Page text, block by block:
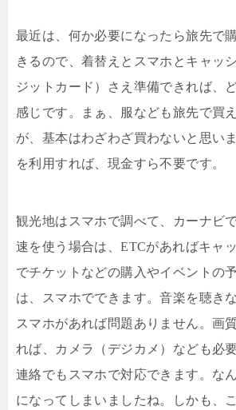
最近は、何か必要になったら旅先で
きるので、着替えとスマホとキャッ
ジットカード）さえ準備できれば、
感じです。まぁ、服なども旅先で買
が、基本はわざわざ買わないと思い
を利用すれば、現金すら不要です。
観光地はスマホで調べて、カーナビ
速を使う場合は、ETCがあればキャ
でチケットなどの購入やイベントの
は、スマホでできます。音楽を聴き
スマホがあれば問題ありません。画
れば、カメラ（デジカメ）なども必
連絡でもスマホで対応できます。な
になってしまいましたね。しかも、